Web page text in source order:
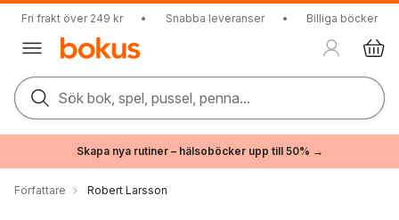
Fri frakt över 249 kr • Snabba leveranser • Billiga böcker
Sök bok, spel, pussel, penna...
Skapa nya rutiner – hälsoböcker upp till 50% →
Författare Robert Larsson